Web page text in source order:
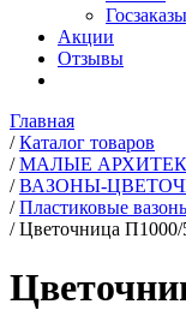
Акции
Отзывы
Главная
/ Каталог товаров
/ МАЛЫЕ
/ ВАЗОНЫ-
/ Пластиковые
/ Цветочница П1000/